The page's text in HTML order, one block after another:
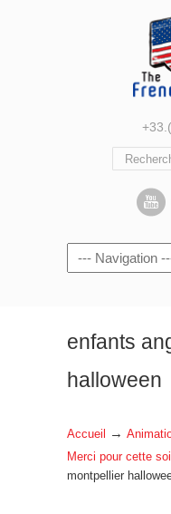
Navigation
enfants
halloween
Accueil →
Merci pour cette
montpellier